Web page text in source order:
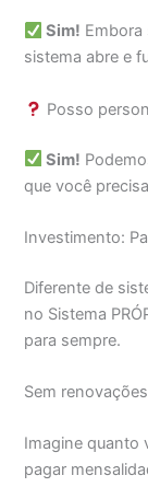
Sim!
sistema abre e
Posso
Sim!
que você
Investimento:
Diferente de
no Sistema
para sempre.
Sem
Imagine quanto
pagar